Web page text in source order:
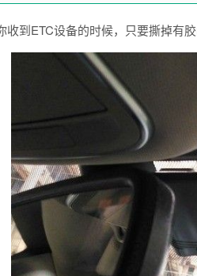
收到ETC设备的时候，只要撕掉有